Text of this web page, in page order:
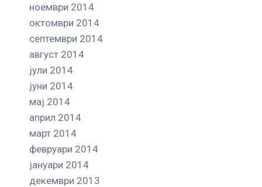
ноември 2014
октомври 2014
септември 2014
август 2014
јули 2014
јуни 2014
мај 2014
април 2014
март 2014
февруари 2014
јануари 2014
декември 2013